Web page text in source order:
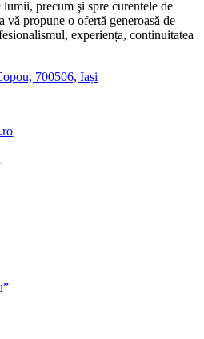
precum şi spre curentele de
vă propune o ofertă generoasă de
experiența, continuitatea
700506, Iași